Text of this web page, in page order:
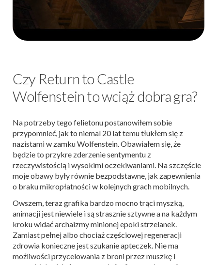
Czy Return to Castle
Wolfenstein to wciąż dobra gra?
Na potrzeby tego felietonu postanowiłem sobie
przypomnieć, jak to niemal 20 lat temu tłukłem się z
nazistami w zamku Wolfenstein. Obawiałem się, że
będzie to przykre zderzenie sentymentu z
rzeczywistością i wysokimi oczekiwaniami. Na szczęście
moje obawy były równie bezpodstawne, jak zapewnienia
o braku mikropłatności w kolejnych grach mobilnych.
Owszem, teraz grafika bardzo mocno trąci myszką,
animacji jest niewiele i są strasznie sztywne a na każdym
kroku widać archaizmy minionej epoki strzelanek.
Zamiast pełnej albo chociaż częściowej regeneracji
zdrowia konieczne jest szukanie apteczek. Nie ma
możliwości przycelowania z broni przez muszkę i